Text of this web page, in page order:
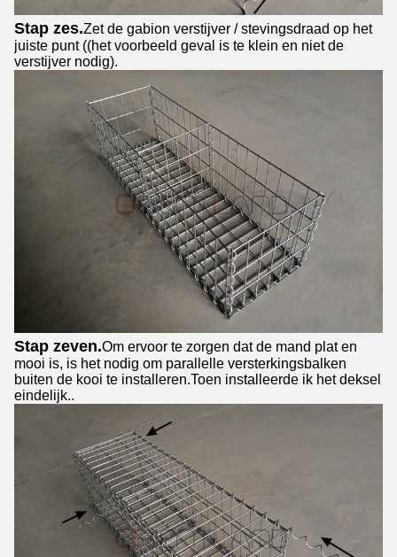
Stap zes.Zet de gabion verstijver / stevingsdraad op het
juiste punt ((het voorbeeld geval is te klein en niet de
verstijver nodig).
Stap zeven.Om ervoor te zorgen dat de mand plat en
mooi is, is het nodig om parallelle versterkingsbalken
buiten de kooi te installeren.Toen installeerde ik het deksel
eindelijk..